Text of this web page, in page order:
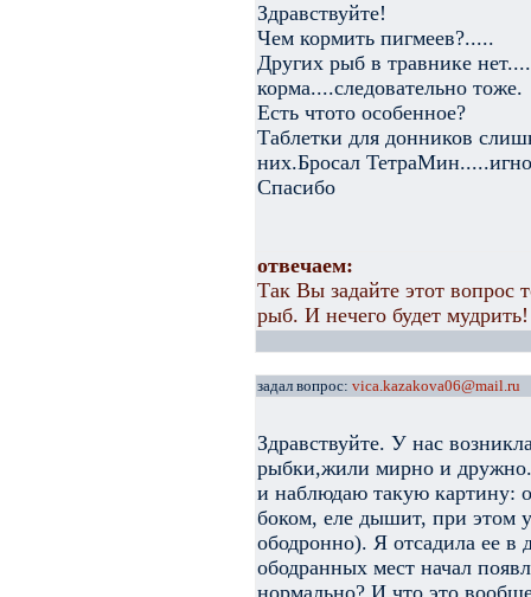
Здравствуйте!
Чем кормить пигмеев?.....
Других рыб в травнике
корма....следовательно тоже.
Есть чтото особенное?
Таблетки для донников
них.Бросал
Спасибо
отвечаем:
Так Вы задайте этот вопрос
рыб. И нечего будет мудрить!
задал вопрос: vica.kazakova06@mail.ru
Здравствуйте. У нас
рыбки,жили мирно и
и наблюдаю такую картину:
боком, еле дышит, при этом
ободронно). Я отсадила ее в
ободранных мест начал
нормально? И что это